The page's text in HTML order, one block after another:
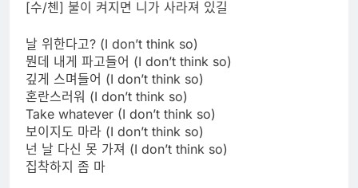
[수/첸] 불이 켜지면 니가 사라져 있길
날 위한다고? (I don’t think so)
뭔데 내게 파고들어 (I don’t think so)
깊게 스며들어 (I don’t think so)
혼란스러워 (I don’t think so)
Take whatever (I don’t think so)
보이지도 마라 (I don’t think so)
넌 날 다신 못 가져 (I don’t think so)
집착하지 좀 마